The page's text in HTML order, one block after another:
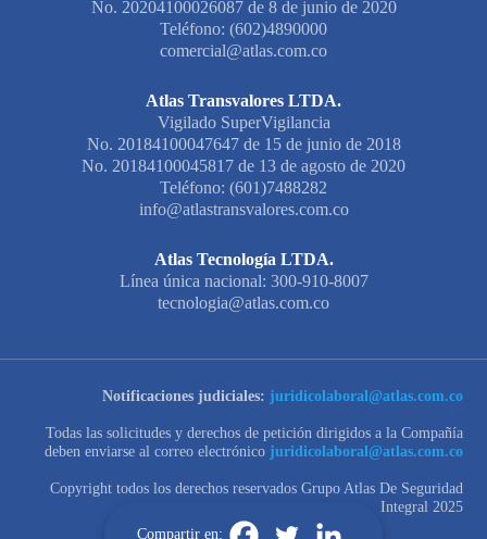
Compartir en:
No. 20204100026087 de 8 de junio de 2020
Teléfono: (602)4890000
comercial@atlas.com.co
Atlas Transvalores LTDA.
Vigilado SuperVigilancia
No. 20184100047647 de 15 de junio de 2018
No. 20184100045817 de 13 de agosto de 2020
Teléfono: (601)7488282
info@atlastransvalores.com.co
Atlas Tecnología LTDA.
Línea única nacional: 300-910-8007
tecnologia@atlas.com.co
Notificaciones judiciales: juridicolaboral@atlas.com.co
Todas las solicitudes y derechos de petición dirigidos a la Compañía
deben enviarse al correo electrónico juridicolaboral@atlas.com.co
Copyright todos los derechos reservados Grupo Atlas De Seguridad
Integral 2025